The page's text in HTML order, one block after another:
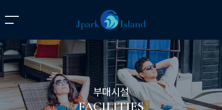
부대시설
FACILITIES